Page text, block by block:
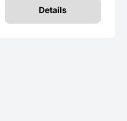
Details